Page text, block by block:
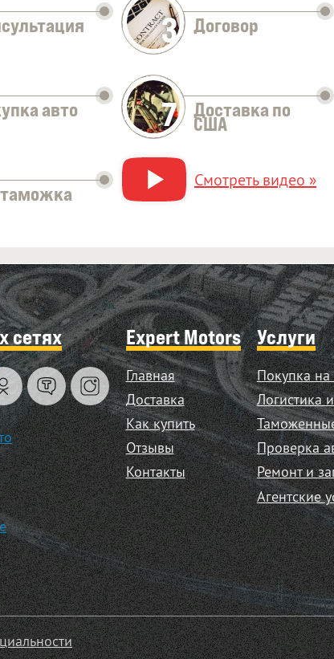
3 Договор
авто 7 Доставка по
США
Смотреть видео »
сетях Expert Motors
Главная
Доставка
Как купить
Отзывы
Контакты
Услуги
Покупка на
Логистика
Проверка
Ремонт и
Агентские